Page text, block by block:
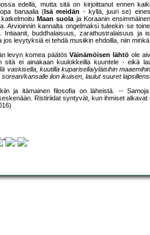
edellä, mutta sitä on kirjoittanut ennen
banaalia (Isä meidän - kyllä, juuri se)
Maan suolaja Koraanin
Arvioinnin kannalta ongelmaksi tuleekin se
buddhalaisuus, zarathustralaisuus ja
levytyksiä ei tehdä musiikin ehdoilla, niin
levyn komea päätösVäinämöisen lähtö ole
ei ainakaan kuulokkeilla kuuntele - eikä
vaskisella, kuutilla kuparisella/yläisihin
kansalle ilon ikuisen, laulut suuret
ja itämainen filosofia on läheistä. --
Ristiriidat syntyvät, kun ihmiset alkavat